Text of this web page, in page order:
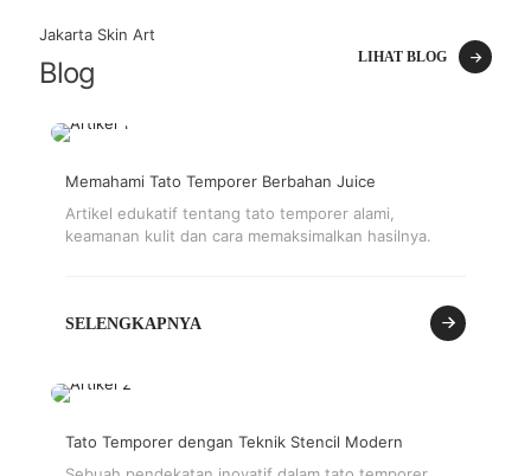
Jakarta Skin Art
Blog LIHAT BLOG
Memahami Tato Temporer Berbahan Juice
Artikel edukatif tentang tato temporer alami,
keamanan kulit dan cara memaksimalkan hasilnya.
SELENGKAPNYA
Tato Temporer dengan Teknik Stencil Modern